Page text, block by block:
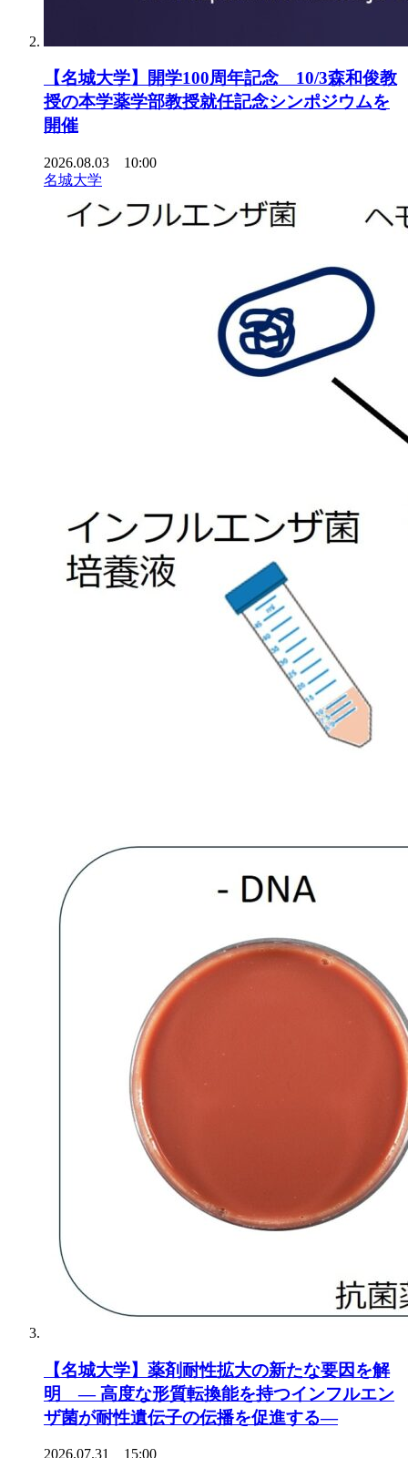
【名城大学】開学100周年記念 10/3森和俊教
授の本学薬学部教授就任記念シンポジウムを
開催
2026.08.03 10:00
名城大学
【名城大学】薬剤耐性拡大の新たな要因を解
明 ― 高度な形質転換能を持つインフルエン
ザ菌が耐性遺伝子の伝播を促進する―
2026.07.31 15:00